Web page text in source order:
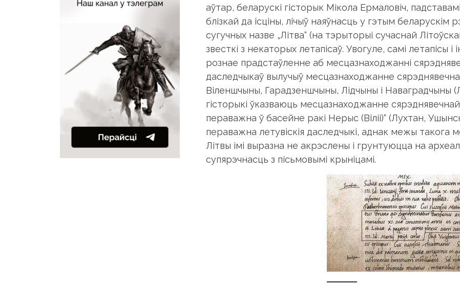
аўтар, беларускі гісторык Мікола Ермаловіч,
блізкай да ісціны, лічыў наяўнасць у гэтым беларускім
сугучных назве „Літва“ (на тэрыторыі сучаснай
звесткі з некаторых летапісаў. Увогуле, самі летапісы
рознае прадстаўленне аб месцазнаходжанні
даследчыкаў вылучыў месцазнаходжанне
Віленшчыны, Гарадзеншчыны, Лідчыны і Наваградчыны
гісторыкі ўказваюць месцазнаходжанне
пераважна ў басейне ракі Нерыс (Віліі)“ (Лухтан,
пераважна летувіскія даследчыкі, аднак межы такога
Літвы імі выразна не акрэслены і грунтуюцца на
супярэчнасць з пісьмовымі крыніцамі.